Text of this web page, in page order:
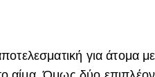
για άτομα με